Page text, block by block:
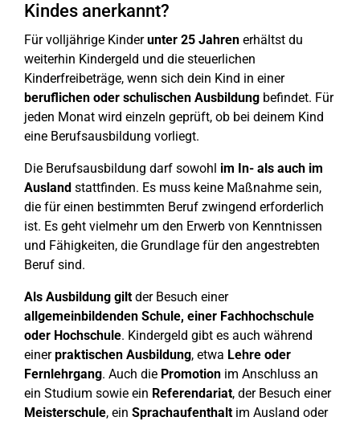
Kindes anerkannt?
Für volljährige Kinderunter 25 Jahren erhältst du
weiterhin Kindergeld und die steuerlichen
Kinderfreibeträge, wenn sich dein Kind in einer
beruflichen oder schulischen Ausbildung befindet. Für
jeden Monat wird einzeln geprüft, ob bei deinem Kind
eine Berufsausbildung vorliegt.
Die Berufsausbildung darf sowohl im In- als auch im
Ausland stattfinden. Es muss keine Maßnahme sein,
die für einen bestimmten Beruf zwingend erforderlich
ist. Es geht vielmehr um den Erwerb von Kenntnissen
und Fähigkeiten, die Grundlage für den angestrebten
Beruf sind.
Als Ausbildung giltder Besuch einer
allgemeinbildenden Schule, einer Fachhochschule
oder Hochschule. Kindergeld gibt es auch während
einerpraktischen Ausbildung, etwa Lehre oder
Fernlehrgang. Auch die Promotion im Anschluss an
ein Studium sowie ein Referendariat, der Besuch einer
Meisterschule, ein Sprachaufenthaltim Ausland oder